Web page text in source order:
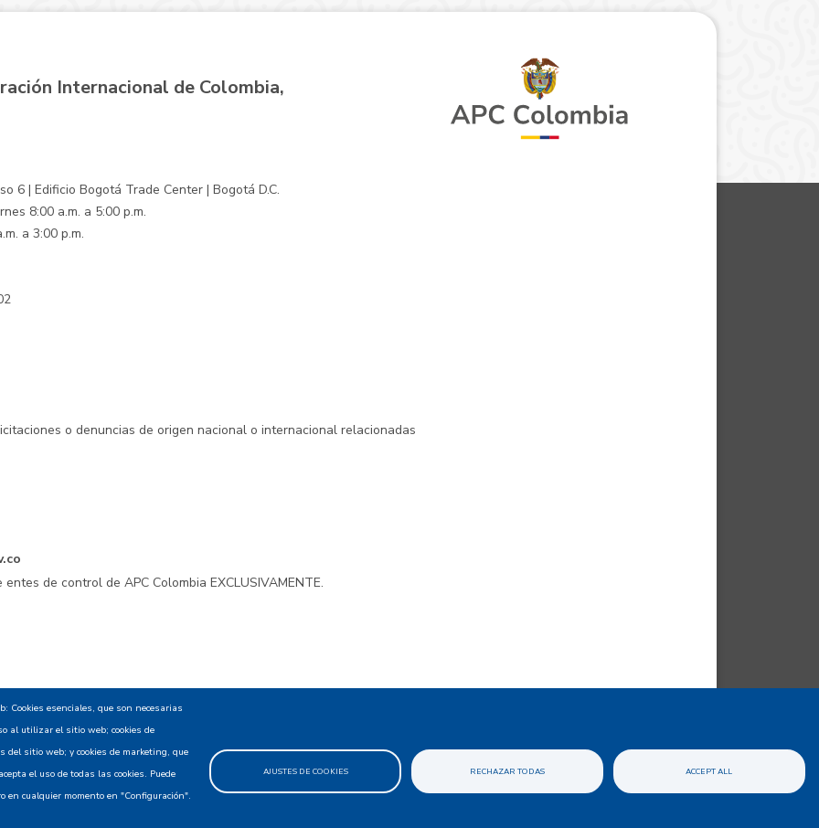
Internacional de Colombia,
6 | Edificio Bogotá Trade Center | Bogotá D.C.
8:00 a.m. a 5:00 p.m.
a 3:00 p.m.
o denuncias de origen nacional o internacional relacionadas
de control de APC Colombia EXCLUSIVAMENTE.
- Política de privacidad y Condiciones de uso
Cookies esenciales, que son necesarias
al utilizar el sitio web; cookies de
sitio web; y cookies de marketing, que
el uso de todas las cookies. Puede
en cualquier momento en "Configuración".
AJUSTES DE COOKIES RECHAZAR TODAS ACCEPT ALL